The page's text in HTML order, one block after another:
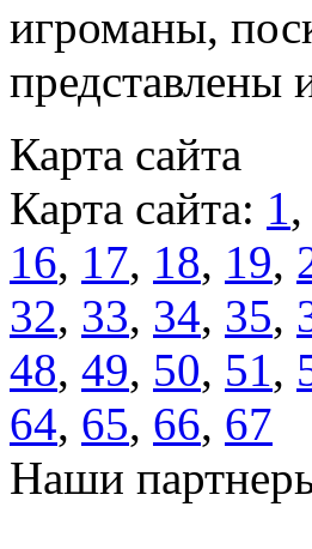
игроманы,
Карта сайта
Карта сайта: 1,
16, 17, 18, 19,
32, 33, 34, 35,
48, 49, 50, 51,
64, 65, 66, 67
Наши